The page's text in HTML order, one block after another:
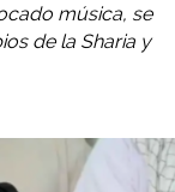
música, se
de la Sharia y